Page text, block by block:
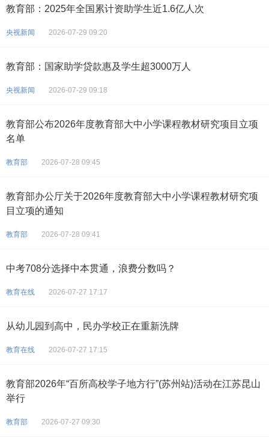
教育部：2025年全国累计资助学生近1.6亿人次
央视新闻 2026-07-29 09:20
教育部：国家助学贷款惠及学生超3000万人
央视新闻 2026-07-29 09:18
教育部公布2026年度教育部大中小学课程教材研究项目立项
名单
教育部 2026-07-28 09:45
教育部办公厅关于2026年度教育部大中小学课程教材研究项
目立项的通知
教育部 2026-07-28 09:41
中考708分选择中本贯通，浪费分数吗？
教育在线 2026-07-27 17:17
从幼儿园到高中，民办学校正在重新洗牌
教育在线 2026-07-27 17:15
教育部2026年“百所高校学子地方行”(苏州站)活动在江苏昆山
举行
教育部 2026-07-27 09:30